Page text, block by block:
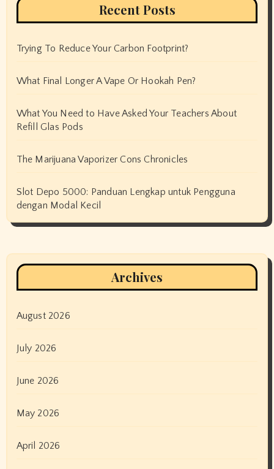
Recent Posts
Trying To Reduce Your Carbon Footprint?
What Final Longer A Vape Or Hookah Pen?
What You Need to Have Asked Your Teachers About
Refill Glas Pods
The Marijuana Vaporizer Cons Chronicles
Slot Depo 5000: Panduan Lengkap untuk Pengguna
dengan Modal Kecil
Archives
August 2026
July 2026
June 2026
May 2026
April 2026